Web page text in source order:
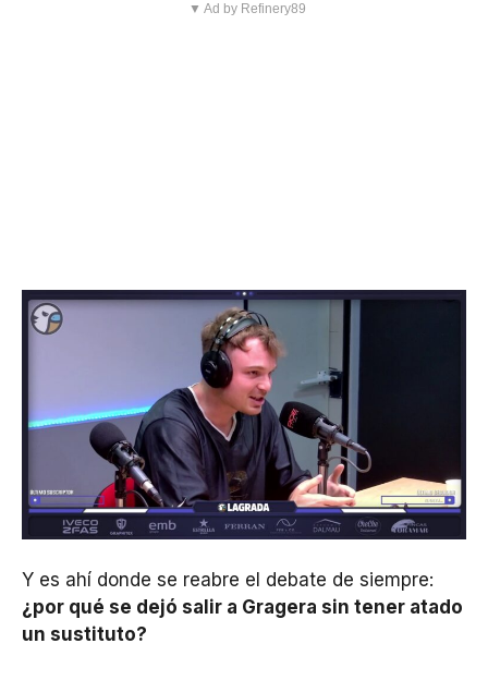
▼ Ad by Refinery89
Y es ahí donde se reabre el debate de siempre:
¿por qué se dejó salir a Gragera sin tener atado
un sustituto?